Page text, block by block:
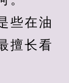
在油
擅长看